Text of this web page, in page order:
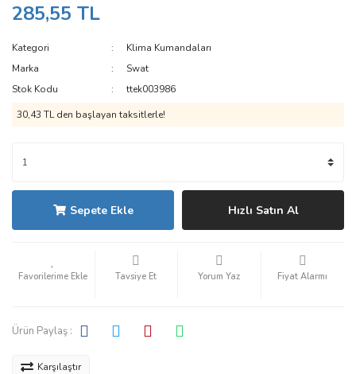
285,55 TL
Kategori
Klima Kumandaları
Marka
Swat
Stok Kodu
ttek003986
30,43 TL den başlayan taksitlerle!
Sepete Ekle Hızlı Satın Al
Tavsiye Et Yorum Yaz Fiyat Alarmı
Ürün Paylaş :
Karşılaştır